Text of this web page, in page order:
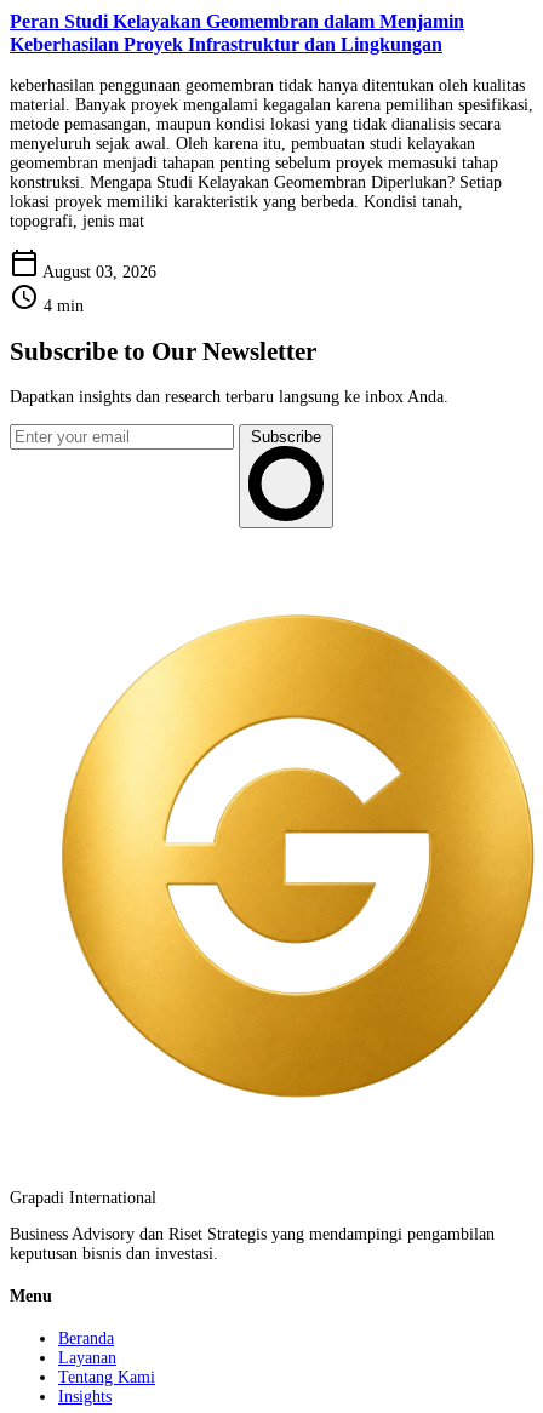
Peran Studi Kelayakan Geomembran dalam Menjamin
Keberhasilan Proyek Infrastruktur dan Lingkungan
keberhasilan penggunaan geomembran tidak hanya ditentukan oleh kualitas
material. Banyak proyek mengalami kegagalan karena pemilihan spesifikasi,
metode pemasangan, maupun kondisi lokasi yang tidak dianalisis secara
menyeluruh sejak awal. Oleh karena itu, pembuatan studi kelayakan
geomembran menjadi tahapan penting sebelum proyek memasuki tahap
konstruksi. Mengapa Studi Kelayakan Geomembran Diperlukan? Setiap
lokasi proyek memiliki karakteristik yang berbeda. Kondisi tanah,
topografi, jenis mat
calendar_today August 03, 2026
schedule 4 min
Subscribe to Our Newsletter
Dapatkan insights dan research terbaru langsung ke inbox Anda.
Subscribe
Grapadi International
Business Advisory dan Riset Strategis yang mendampingi pengambilan
keputusan bisnis dan investasi.
Menu
Beranda
Layanan
Tentang Kami
Insights